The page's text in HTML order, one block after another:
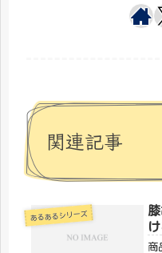
関連記事
あるあるシリーズ
商